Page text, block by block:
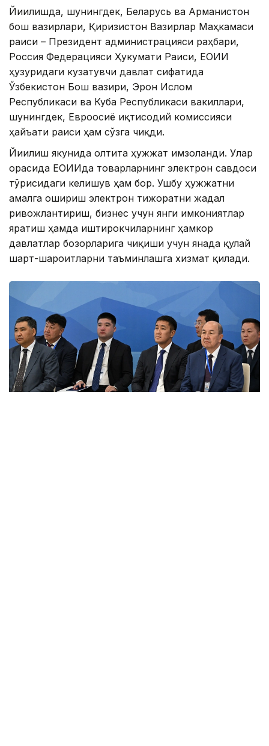
Йиғилишда, шунингдек, Беларусь ва Арманистон
бош вазирлари, Қирғизистон Вазирлар Маҳкамаси
раиси – Президент администрацияси раҳбари,
Россия Федерацияси Ҳукумати Раиси, ЕОИИ
ҳузуридаги кузатувчи давлат сифатида
Ўзбекистон Бош вазири, Эрон Ислом
Республикаси ва Куба Республикаси вакиллари,
шунингдек, Евроосиё иқтисодий комиссияси
ҳайъати раиси ҳам сўзга чиқди.
Йиғилиш якунида олтита ҳужжат имзоланди. Улар
орасида ЕОИИда товарларнинг электрон савдоси
тўғрисидаги келишув ҳам бор. Ушбу ҳужжатни
амалга ошириш электрон тижоратни жадал
ривожлантириш, бизнес учун янги имкониятлар
яратиш ҳамда иштирокчиларнинг ҳамкор
давлатлар бозорларига чиқиши учун янада қулай
шарт-шароитларни таъминлашга хизмат қилади.